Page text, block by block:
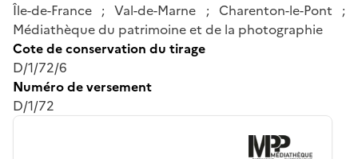
Île-de-France ; Val-de-Marne ; Charenton-le-Pont ;
Médiathèque du patrimoine et de la photographie
Cote de conservation du tirage
D/1/72/6
Numéro de versement
D/1/72